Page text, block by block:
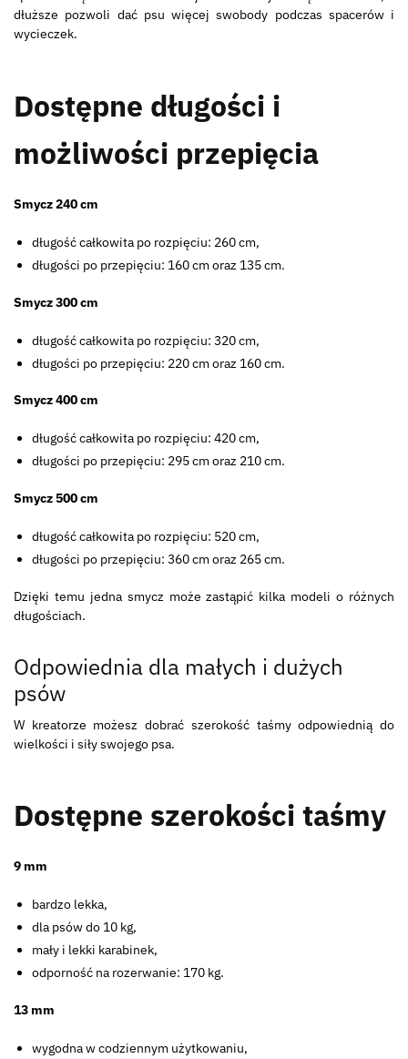
dłuższe pozwoli dać psu więcej swobody podczas spacerów i
wycieczek.
Dostępne długości i
możliwości przepięcia
Smycz 240 cm
długość całkowita po rozpięciu: 260 cm,
długości po przepięciu: 160 cm oraz 135 cm.
Smycz 300 cm
długość całkowita po rozpięciu: 320 cm,
długości po przepięciu: 220 cm oraz 160 cm.
Smycz 400 cm
długość całkowita po rozpięciu: 420 cm,
długości po przepięciu: 295 cm oraz 210 cm.
Smycz 500 cm
długość całkowita po rozpięciu: 520 cm,
długości po przepięciu: 360 cm oraz 265 cm.
Dzięki temu jedna smycz może zastąpić kilka modeli o różnych
długościach.
Odpowiednia dla małych i dużych
psów
W kreatorze możesz dobrać szerokość taśmy odpowiednią do
wielkości i siły swojego psa.
Dostępne szerokości taśmy
9 mm
bardzo lekka,
dla psów do 10 kg,
mały i lekki karabinek,
odporność na rozerwanie: 170 kg.
13 mm
wygodna w codziennym użytkowaniu,